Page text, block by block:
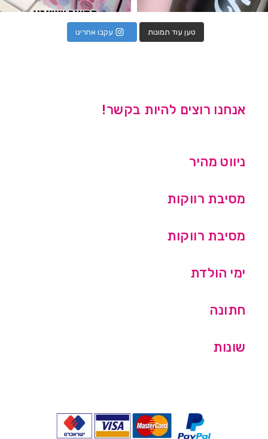
טען עוד תמונות עקבו אחרינו
אנחנו רוצים להיות בקשר!
ניווט מהיר
מסיבת רווקות
מסיבת רווקות
ימי הולדת
חתונה
שונות